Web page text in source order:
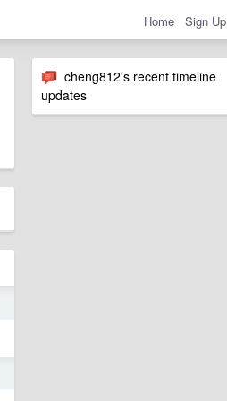
Home Sign Up
cheng812's recent timeline
updates